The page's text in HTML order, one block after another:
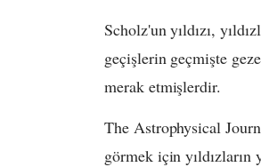
Scholz'un yıldızı,
geçişlerin geçmişte
merak etmişlerdir.
The Astrophysical
görmek için yıldızların